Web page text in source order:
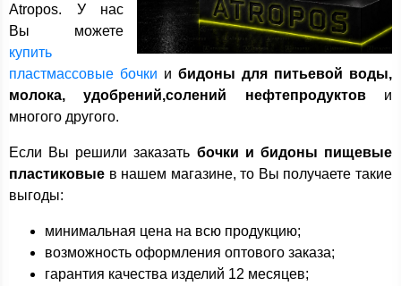
Atropos. У нас
Вы можете
купить
пластмассовые бочки и бидоны для питьевой воды,
молока, удобрений,солений
нефтепродуктови
многого другого.
Если Вы решили заказать бочки и бидоны пищевые
пластиковые в нашем магазине, то Вы получаете такие
выгоды:
минимальная цена на всю продукцию;
возможность оформления оптового заказа;
гарантия качества изделий 12 месяцев;